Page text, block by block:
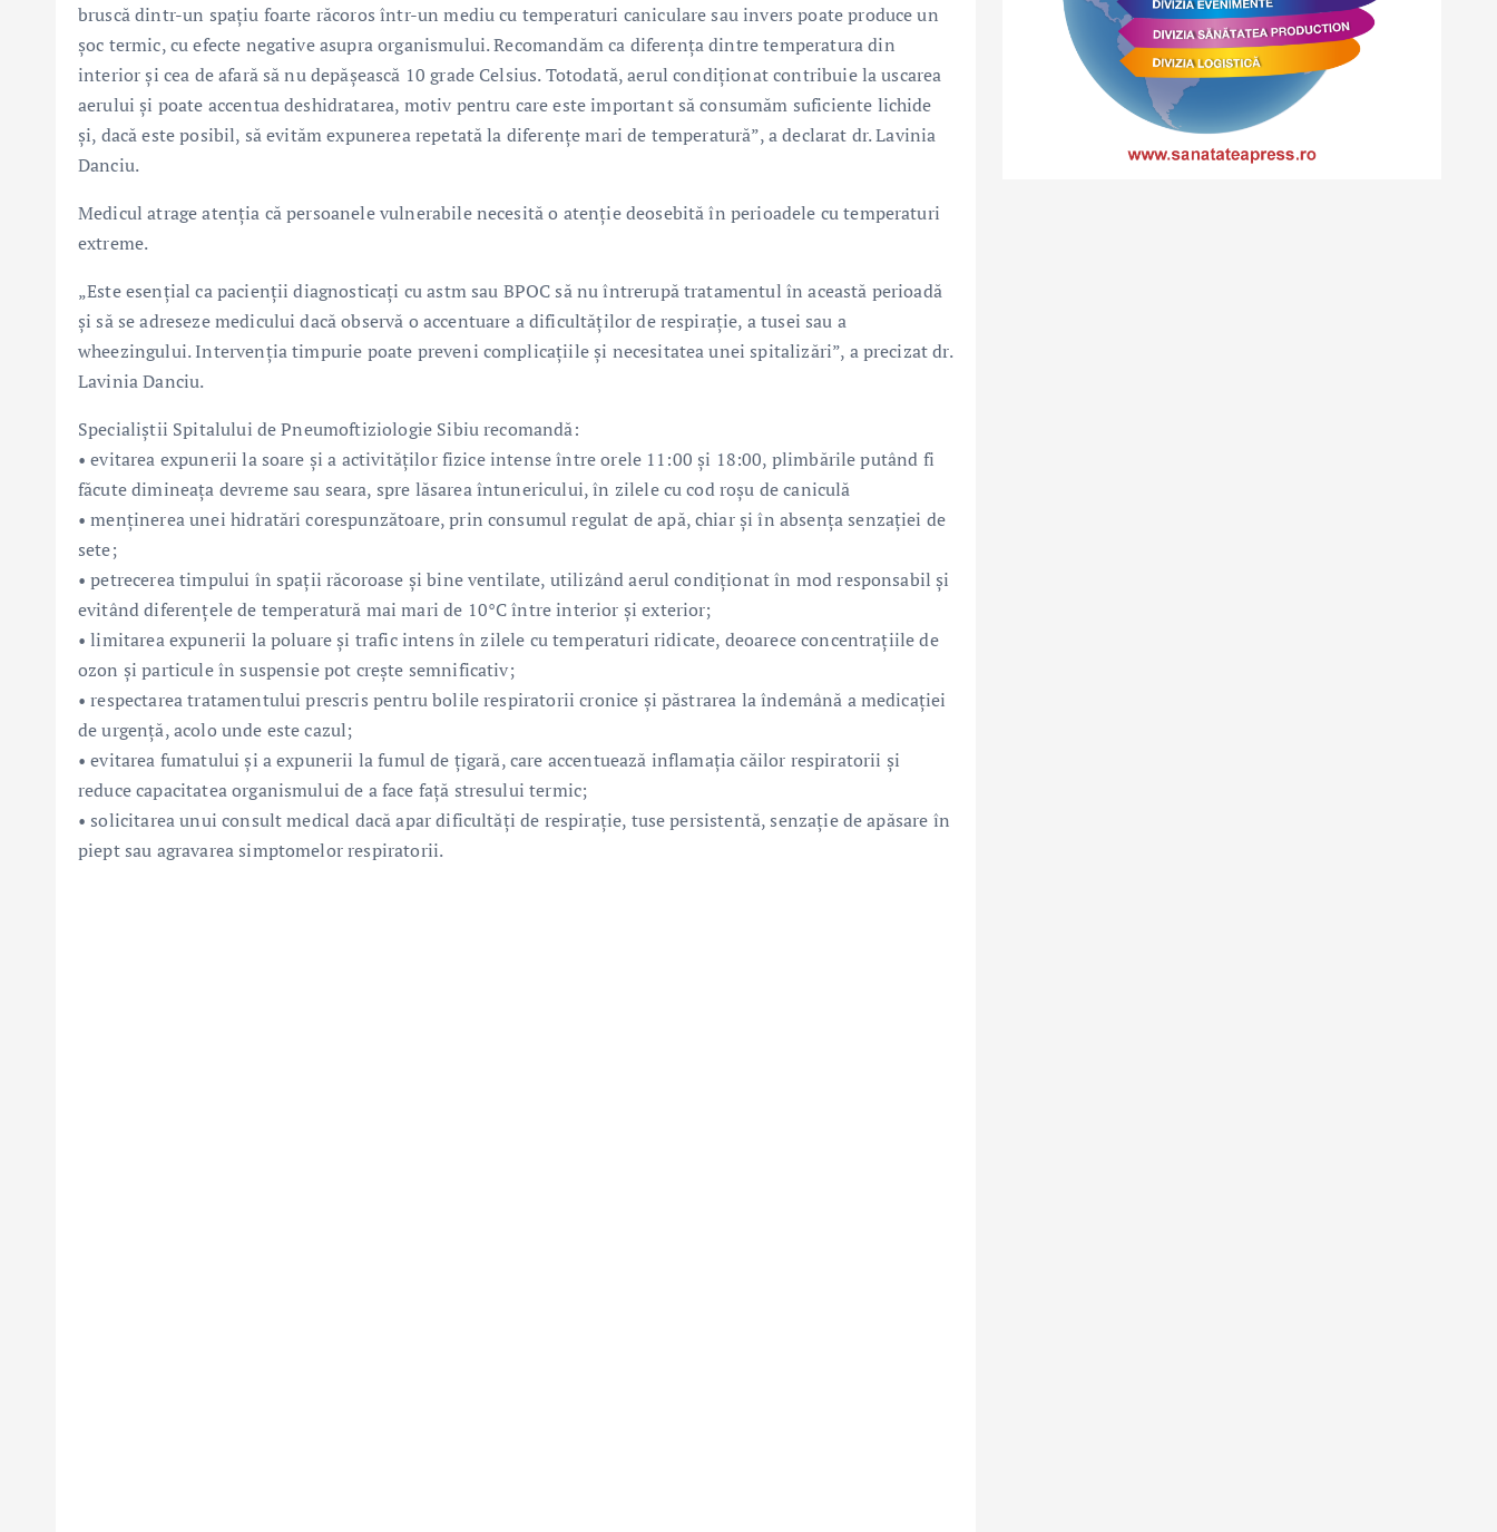
bruscă dintr-un spațiu foarte răcoros într-un mediu cu temperaturi caniculare sau invers poate produce un
șoc termic, cu efecte negative asupra organismului. Recomandăm ca diferența dintre temperatura din
interior și cea de afară să nu depășească 10 grade Celsius. Totodată, aerul condiționat contribuie la uscarea
aerului și poate accentua deshidratarea, motiv pentru care este important să consumăm suficiente lichide
și, dacă este posibil, să evităm expunerea repetată la diferențe mari de temperatură”, a declarat dr. Lavinia
Danciu.
Medicul atrage atenția că persoanele vulnerabile necesită o atenție deosebită în perioadele cu temperaturi
extreme.
„Este esențial ca pacienții diagnosticați cu astm sau BPOC să nu întrerupă tratamentul în această perioadă
și să se adreseze medicului dacă observă o accentuare a dificultăților de respirație, a tusei sau a
wheezingului. Intervenția timpurie poate preveni complicațiile și necesitatea unei spitalizări”, a precizat dr.
Lavinia Danciu.
Specialiștii Spitalului de Pneumoftiziologie Sibiu recomandă:
• evitarea expunerii la soare și a activităților fizice intense între orele 11:00 și 18:00, plimbările putând fi
făcute dimineața devreme sau seara, spre lăsarea întunericului, în zilele cu cod roșu de caniculă
• menținerea unei hidratări corespunzătoare, prin consumul regulat de apă, chiar și în absența senzației de
sete;
• petrecerea timpului în spații răcoroase și bine ventilate, utilizând aerul condiționat în mod responsabil și
evitând diferențele de temperatură mai mari de 10°C între interior și exterior;
• limitarea expunerii la poluare și trafic intens în zilele cu temperaturi ridicate, deoarece concentrațiile de
ozon și particule în suspensie pot crește semnificativ;
• respectarea tratamentului prescris pentru bolile respiratorii cronice și păstrarea la îndemână a medicației
de urgență, acolo unde este cazul;
• evitarea fumatului și a expunerii la fumul de țigară, care accentuează inflamația căilor respiratorii și
reduce capacitatea organismului de a face față stresului termic;
• solicitarea unui consult medical dacă apar dificultăți de respirație, tuse persistentă, senzație de apăsare în
piept sau agravarea simptomelor respiratorii.